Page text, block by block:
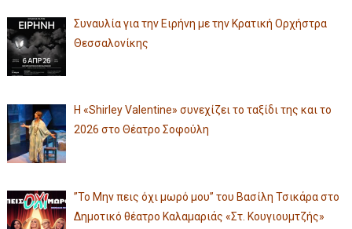
Συναυλία για την Ειρήνη με την Κρατική Ορχήστρα
Θεσσαλονίκης
Η «Shirley Valentine» συνεχίζει το ταξίδι της και το
2026 στο Θέατρο Σοφούλη
”Το Μην πεις όχι μωρό μου” του Βασίλη Τσικάρα στο
Δημοτικό θέατρο Καλαμαριάς «Στ. Κουγιουμτζής»